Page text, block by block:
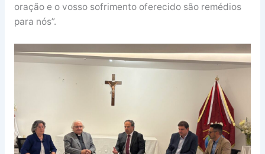
oração e o vosso sofrimento oferecido são remédios
para nós”.